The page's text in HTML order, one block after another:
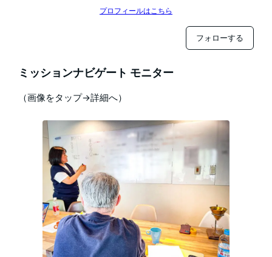
プロフィールはこちら
フォローする
ミッションナビゲート モニター
（画像をタップ→詳細へ）